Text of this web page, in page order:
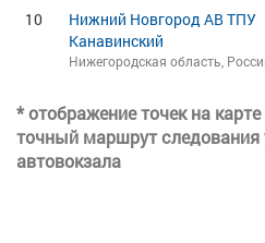
10
Нижний Новгород АВ ТПУ
Канавинский
Нижегородская область,
* отображение точек на
точный маршрут следования
автовокзала